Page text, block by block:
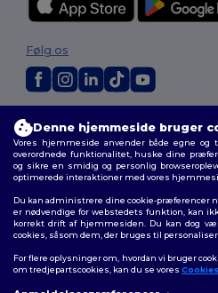
Vilkår og Betingelser|Tilpasset politik
cookies | Sitemap
Følg os
Denne hjemmeside bruger
Vores hjemmeside anvender både egne og
overordnede funktionalitet, huske dine
og sikre en smidig og personlig
optimerede interaktioner med vores
Du kan administrere dine cookie-præferencer
er nødvendige for webstedets funktion, kan
korrekt drift af hjemmesiden. Du kan dog
cookies, såsom dem, der bruges til
For flere oplysninger om, hvordan vi bruger
om tredjepartscookies, kan du se vores